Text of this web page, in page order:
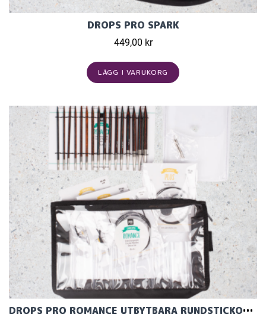
DROPS PRO SPARK
449,00 kr
LÄGG I VARUKORG
DROPS PRO ROMANCE UTBYTBARA RUNDSTICKOR DELUXE SET